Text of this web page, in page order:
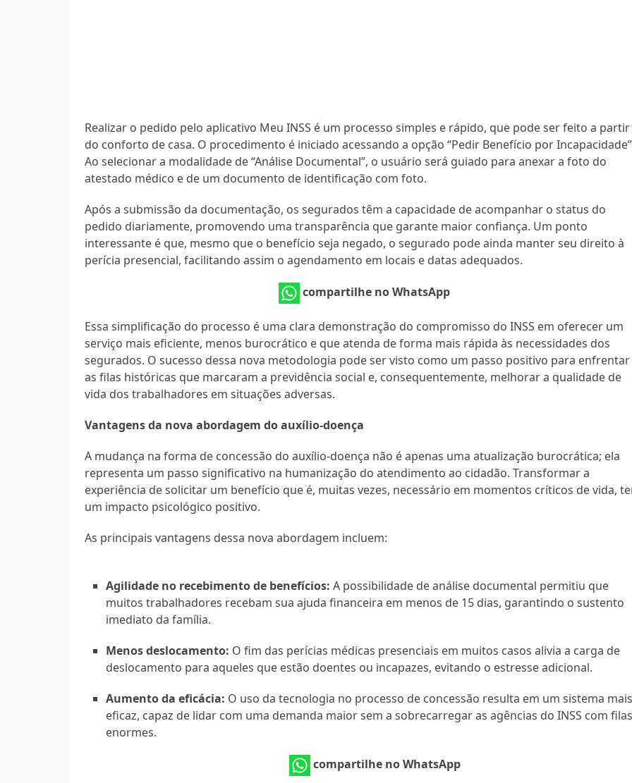
Realizar o pedido pelo aplicativo Meu INSS é um processo simples e rápido, que pode ser feito a partir
do conforto de casa. O procedimento é iniciado acessando a opção “Pedir Benefício por
Ao selecionar a modalidade de “Análise Documental”, o usuário será guiado para anexar a foto do
atestado médico e de um documento de identificação com foto.
Após a submissão da documentação, os segurados têm a capacidade de acompanhar o status do
pedido diariamente, promovendo uma transparência que garante maior confiança. Um ponto
interessante é que, mesmo que o benefício seja negado, o segurado pode ainda manter seu direito à
perícia presencial, facilitando assim o agendamento em locais e datas adequados.
compartilhe no WhatsApp
Essa simplificação do processo é uma clara demonstração do compromisso do INSS em oferecer um
serviço mais eficiente, menos burocrático e que atenda de forma mais rápida às necessidades dos
segurados. O sucesso dessa nova metodologia pode ser visto como um passo positivo para enfrentar
as filas históricas que marcaram a previdência social e, consequentemente, melhorar a qualidade de
vida dos trabalhadores em situações adversas.
Vantagens da nova abordagem do auxílio-doença
A mudança na forma de concessão do auxílio-doença não é apenas uma atualização burocrática; ela
representa um passo significativo na humanização do atendimento ao cidadão. Transformar a
experiência de solicitar um benefício que é, muitas vezes, necessário em momentos críticos de vida,
um impacto psicológico positivo.
As principais vantagens dessa nova abordagem incluem:
Agilidade no recebimento de benefícios: A possibilidade de análise documental permitiu que
muitos trabalhadores recebam sua ajuda financeira em menos de 15 dias, garantindo o sustento
imediato da família.
Menos deslocamento: O fim das perícias médicas presenciais em muitos casos alivia a carga de
deslocamento para aqueles que estão doentes ou incapazes, evitando o estresse adicional.
Aumento da eficácia: O uso da tecnologia no processo de concessão resulta em um sistema
eficaz, capaz de lidar com uma demanda maior sem a sobrecarregar as agências do INSS com
enormes.
compartilhe no WhatsApp